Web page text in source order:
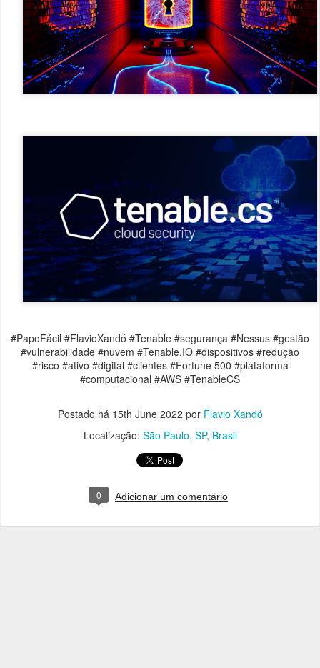
#PapoFácil #FlavioXandó #Tenable #segurança #Nessus #gestão
#vulnerabilidade #nuvem #Tenable.IO #dispositivos #redução
#risco #ativo #digital #clientes #Fortune 500 #plataforma
#computacional #AWS #TenableCS
Postado há 15th June 2022 por Flavio Xandó
Localização: São Paulo, SP, Brasil
0 Adicionar um comentário